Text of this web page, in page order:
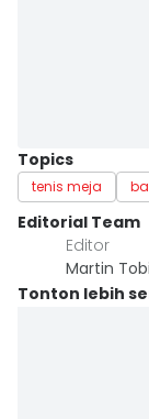
Topics
tenis meja
Editorial Team
Editor
Martin
Tonton lebih